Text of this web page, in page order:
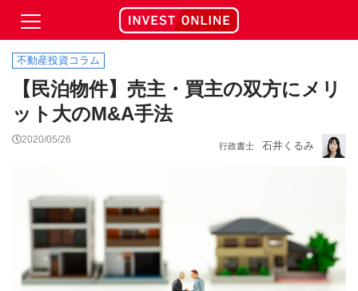
不動産投資コラム
【民泊物件】売主・買主の双方にメリ
ット大のM&A手法
2020/05/26
行政書士 石井くるみ